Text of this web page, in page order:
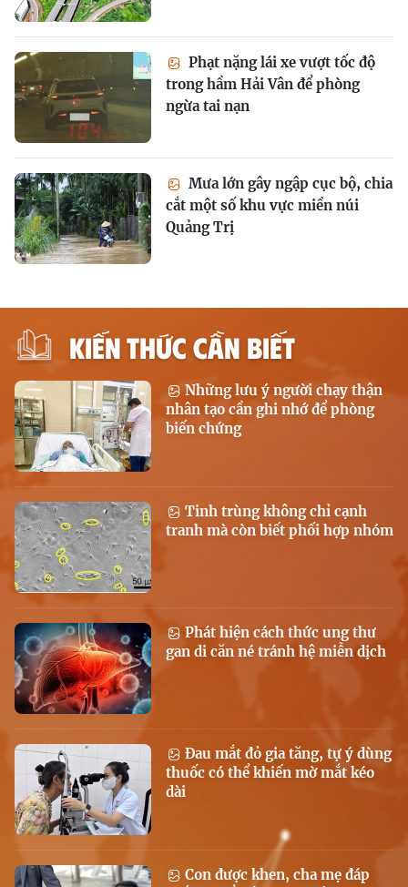
Phạt nặng lái xe vượt tốc độ
trong hầm Hải Vân để phòng
ngừa tai nạn
Mưa lớn gây ngập cục bộ, chia
cắt một số khu vực miền núi
Quảng Trị
KIẾN THỨC CẦN BIẾT
Những lưu ý người chạy thận
nhân tạo cần ghi nhớ để phòng
biến chứng
Tinh trùng không chỉ cạnh
tranh mà còn biết phối hợp nhóm
Phát hiện cách thức ung thư
gan di căn né tránh hệ miễn dịch
Đau mắt đỏ gia tăng, tự ý dùng
thuốc có thể khiến mờ mắt kéo
dài
Con được khen, cha mẹ đáp